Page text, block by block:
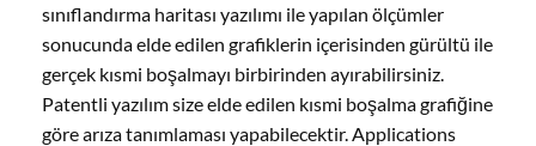
sınıflandırma haritası yazılımı ile yapılan ölçümler
sonucunda elde edilen grafiklerin içerisinden gürültü ile
gerçek kısmi boşalmayı birbirinden ayırabilirsiniz.
Patentli yazılım size elde edilen kısmi boşalma grafiğine
göre arıza tanımlaması yapabilecektir. Applications